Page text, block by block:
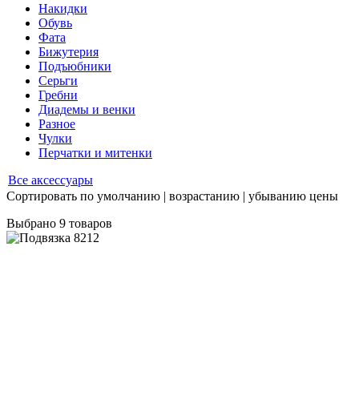
Накидки
Обувь
Фата
Бижутерия
Подъюбники
Серьги
Гребни
Диадемы и венки
Разное
Чулки
Перчатки и митенки
Сортировать по умолчанию | возрастанию | убыванию цены
Выбрано 9 товаров